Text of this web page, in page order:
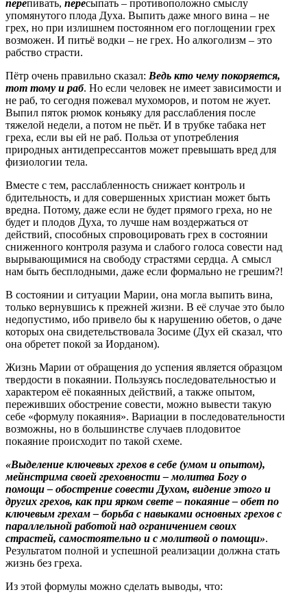
перепивать, пересыпать – противоположно смыслу
упомянутого плода Духа. Выпить даже много вина – не
грех, но при излишнем постоянном его поглощении грех
возможен. И питьё водки – не грех. Но алкоголизм – это
рабство страсти.
Пётр очень правильно сказал: Ведь кто чему покоряется,
тот тому и раб. Но если человек не имеет зависимости и
не раб, то сегодня пожевал мухоморов, и потом не жует.
Выпил пяток рюмок коньяку для расслабления после
тяжелой недели, а потом не пьёт. И в трубке табака нет
греха, если вы ей не раб. Польза от употребления
природных антидепрессантов может превышать вред для
физиологии тела.
Вместе с тем, расслабленность снижает контроль и
бдительность, и для совершенных христиан может быть
вредна. Потому, даже если не будет прямого греха, но не
будет и плодов Духа, то лучше нам воздержаться от
действий, способных спровоцировать грех в состоянии
сниженного контроля разума и слабого голоса совести над
вырывающимися на свободу страстями сердца. А смысл
нам быть бесплодными, даже если формально не грешим?!
В состоянии и ситуации Марии, она могла выпить вина,
только вернувшись к прежней жизни. В её случае это было
недопустимо, ибо привело бы к нарушению обетов, о даче
которых она свидетельствовала Зосиме (Дух ей сказал, что
она обретет покой за Иорданом).
Жизнь Марии от обращения до успения является образцом
твердости в покаянии. Пользуясь последовательностью и
характером её покаянных действий, а также опытом,
переживших обострение совести, можно вывести такую
себе «формулу покаяния». Вариации в последовательности
возможны, но в большинстве случаев плодовитое
покаяние происходит по такой схеме.
«Выделение ключевых грехов в себе (умом и опытом),
мейнстрима своей греховности – молитва Богу о
помощи – обострение совести Духом, видение этого и
других грехов, как при ярком свете – покаяние – обет по
ключевым грехам – борьба с навыками основных грехов с
параллельной работой над ограничением своих
страстей, самостоятельно и с молитвой о помощи».
Результатом полной и успешной реализации должна стать
жизнь без греха.
Из этой формулы можно сделать выводы, что: